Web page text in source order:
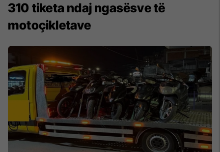
310 tiketa ndaj ngasësve të
motoçikletave